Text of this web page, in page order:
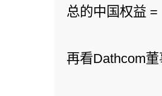
总的中国权益
再看Dathcom